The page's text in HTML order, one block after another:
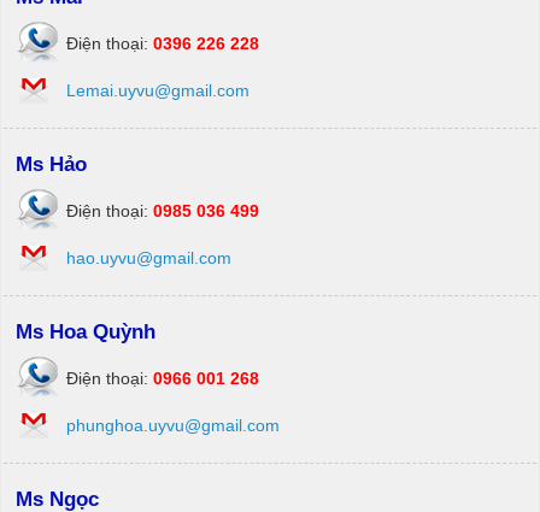
Điện thoại: 0396 226 228
Lemai.uyvu@gmail.com
Ms Hảo
Điện thoại: 0985 036 499
hao.uyvu@gmail.com
Ms Hoa Quỳnh
Điện thoại: 0966 001 268
phunghoa.uyvu@gmail.com
Ms Ngọc